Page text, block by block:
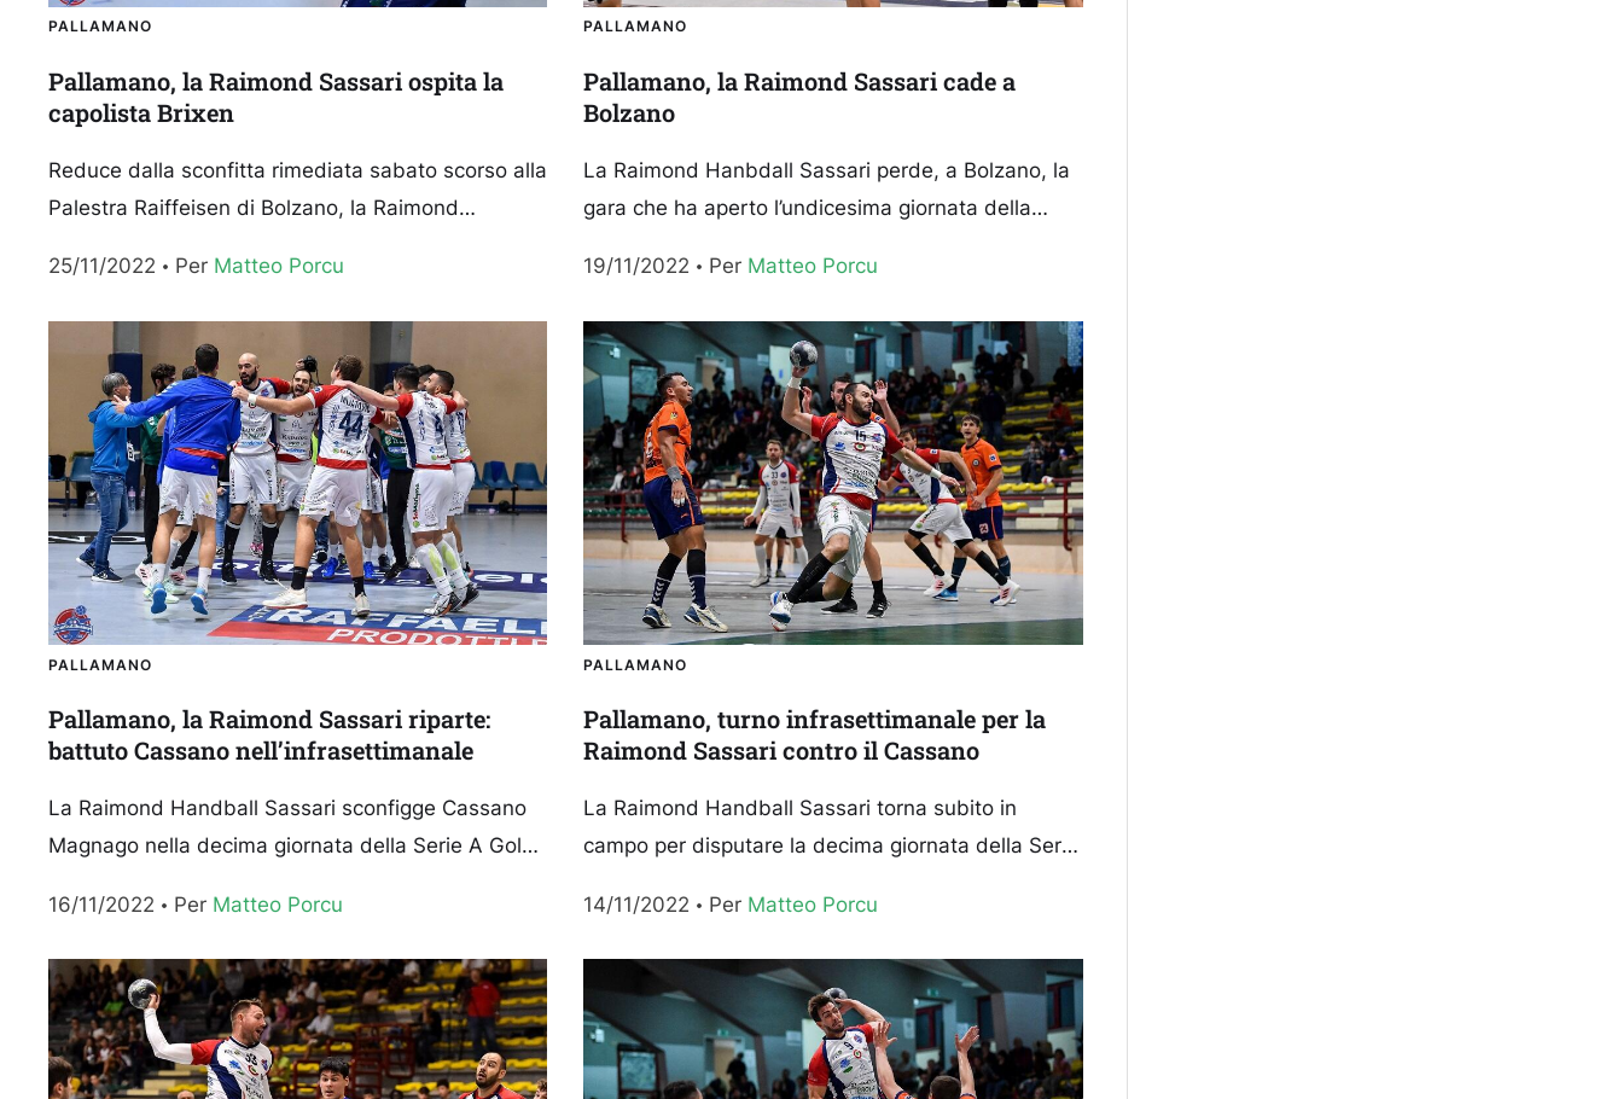
PALLAMANO
Pallamano, la Raimond Sassari ospita la
capolista Brixen
Reduce dalla sconfitta rimediata sabato scorso alla
Palestra Raiffeisen di Bolzano, la Raimond
interna nella Serie A Gold. Quarti in...
25/11/2022 Per Matteo Porcu
PALLAMANO
Pallamano, la Raimond Sassari cade a
Bolzano
La Raimond Hanbdall Sassari perde, a Bolzano, la
gara che ha aperto l’undicesima giornata della
compagni...
19/11/2022 Per Matteo Porcu
PALLAMANO
Pallamano, la Raimond Sassari riparte:
battuto Cassano nell’infrasettimanale
La Raimond Handball Sassari sconfigge Cassano
Magnago nella decima giornata della Serie A Gold.
minuti disputati al...
16/11/2022 Per Matteo Porcu
PALLAMANO
Pallamano, turno infrasettimanale per la
Raimond Sassari contro il Cassano
La Raimond Handball Sassari torna subito in
campo per disputare la decima giornata della Serie
rossoblù...
14/11/2022 Per Matteo Porcu